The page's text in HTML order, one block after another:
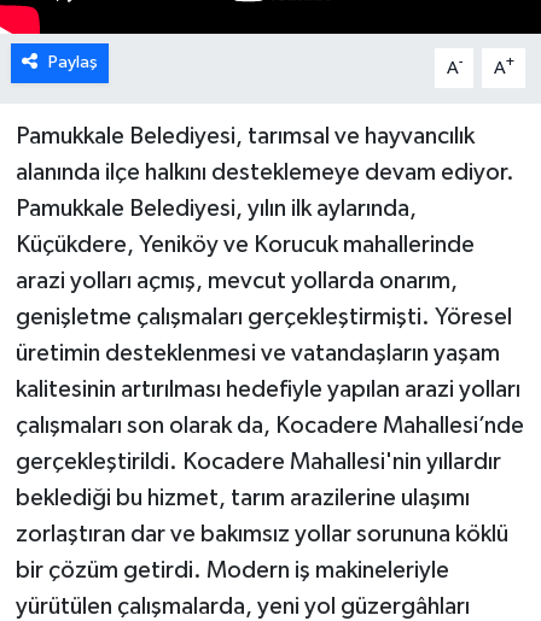
Paylaş A- A+
Pamukkale Belediyesi, tarımsal ve hayvancılık
alanında ilçe halkını desteklemeye devam ediyor.
Pamukkale Belediyesi, yılın ilk aylarında,
Küçükdere, Yeniköy ve Korucuk mahallerinde
arazi yolları açmış, mevcut yollarda onarım,
genişletme çalışmaları gerçekleştirmişti. Yöresel
üretimin desteklenmesi ve vatandaşların yaşam
kalitesinin artırılması hedefiyle yapılan arazi yolları
çalışmaları son olarak da, Kocadere Mahallesi’nde
gerçekleştirildi. Kocadere Mahallesi'nin yıllardır
beklediği bu hizmet, tarım arazilerine ulaşımı
zorlaştıran dar ve bakımsız yollar sorununa köklü
bir çözüm getirdi. Modern iş makineleriyle
yürütülen çalışmalarda, yeni yol güzergâhları